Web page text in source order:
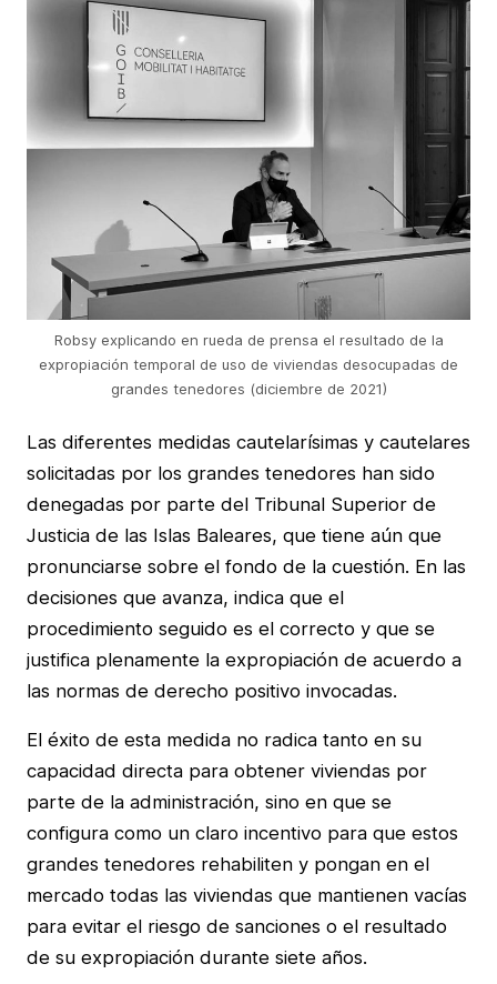
Robsy explicando en rueda de prensa el resultado de la
expropiación temporal de uso de viviendas desocupadas de
grandes tenedores (diciembre de 2021)
Las diferentes medidas cautelarísimas y cautelares
solicitadas por los grandes tenedores han sido
denegadas por parte del Tribunal Superior de
Justicia de las Islas Baleares, que tiene aún que
pronunciarse sobre el fondo de la cuestión. En las
decisiones que avanza, indica que el
procedimiento seguido es el correcto y que se
justifica plenamente la expropiación de acuerdo a
las normas de derecho positivo invocadas.
El éxito de esta medida no radica tanto en su
capacidad directa para obtener viviendas por
parte de la administración, sino en que se
configura como un claro incentivo para que estos
grandes tenedores rehabiliten y pongan en el
mercado todas las viviendas que mantienen vacías
para evitar el riesgo de sanciones o el resultado
de su expropiación durante siete años.